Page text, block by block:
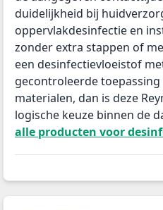
duidelijkheid bij
oppervlakdesinfectie en
zonder extra stappen of
een desinfectievloeistof
gecontroleerde
materialen, dan is deze
logische keuze binnen de
alle producten voor